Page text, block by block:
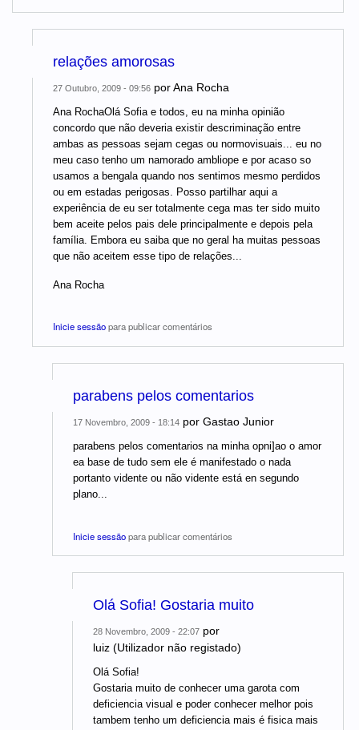
relações amorosas
27 Outubro, 2009 - 09:56 porAna Rocha
Ana RochaOlá Sofia e todos, eu na minha opinião
concordo que não deveria existir descriminação entre
ambas as pessoas sejam cegas ou normovisuais... eu no
meu caso tenho um namorado ambliope e por acaso so
usamos a bengala quando nos sentimos mesmo perdidos
ou em estadas perigosas. Posso partilhar aqui a
experiência de eu ser totalmente cega mas ter sido muito
bem aceite pelos pais dele principalmente e depois pela
família. Embora eu saiba que no geral ha muitas pessoas
que não aceitem esse tipo de relações...
Ana Rocha
Inicie sessãopara publicar comentários
parabens pelos comentarios
17 Novembro, 2009 - 18:14 por Gastao Junior
parabens pelos comentarios na minha opni]ao o amor
ea base de tudo sem ele é manifestado o nada
portanto vidente ou não vidente está en segundo
plano...
Inicie sessãopara publicar comentários
Olá Sofia! Gostaria muito
28 Novembro, 2009 - 22:07 por
luiz (Utilizador não registado)
Olá Sofia!
Gostaria muito de conhecer uma garota com
deficiencia visual e poder conhecer melhor pois
tambem tenho um deficiencia mais é fisica mais